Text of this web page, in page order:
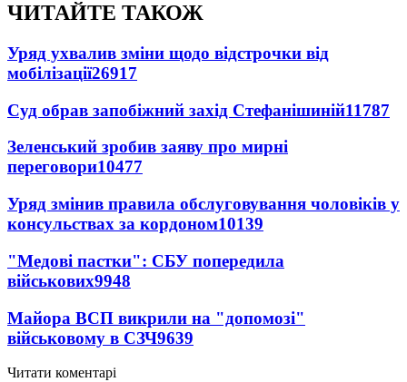
ЧИТАЙТЕ ТАКОЖ
Уряд ухвалив зміни щодо відстрочки від
мобілізації26917
Суд обрав запобіжний захід Стефанішиній11787
Зеленський зробив заяву про мирні
переговори10477
Уряд змінив правила обслуговування чоловіків у
консульствах за кордоном10139
"Медові пастки": СБУ попередила
військових9948
Майора ВСП викрили на "допомозі"
військовому в СЗЧ9639
Читати коментарі